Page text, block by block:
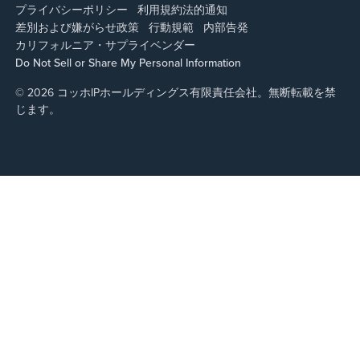
プライバシーポリシー 利用規約法的通知
差別および嫌がらせ政策
行動規範
内部告発
カリフォルニア・サプライベンダー
Do Not Sell or Share My Personal Information
© 2026 コッホIPホールディングス有限責任会社。無断転載を禁
じます。